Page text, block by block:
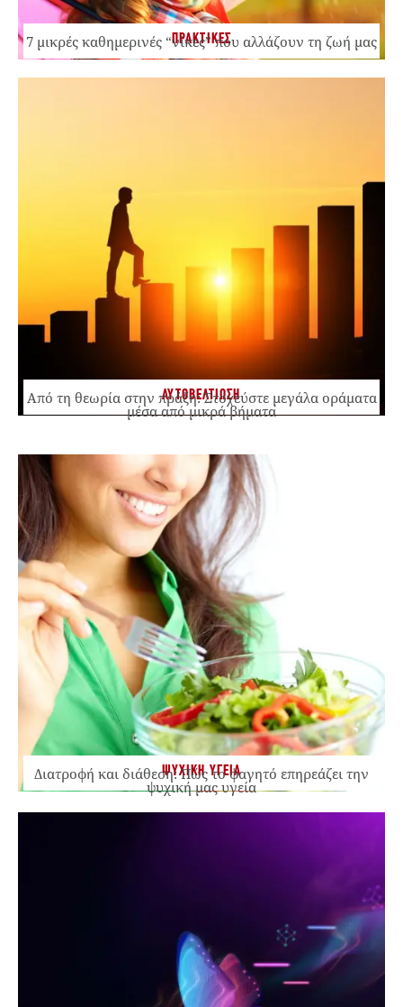
ΠΡΑΚΤΙΚΕΣ
7 μικρές καθημερινές “νίκες” που αλλάζουν τη ζωή μας
ΑΥΤΟΒΕΛΤΙΩΣΗ
Από τη θεωρία στην πράξη: Στοχεύστε μεγάλα οράματα
μέσα από μικρά βήματα
ΨΥΧΙΚΗ ΥΓΕΙΑ
Διατροφή και διάθεση: Πώς το φαγητό επηρεάζει την
ψυχική μας υγεία